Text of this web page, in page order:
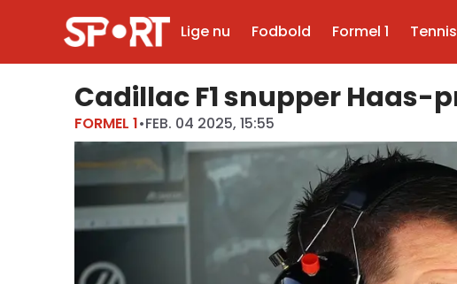
Lige nu Fodbold Formel 1 Tennis
Cadillac F1 snupper Haas-
FORMEL 1•FEB. 04 2025, 15:55